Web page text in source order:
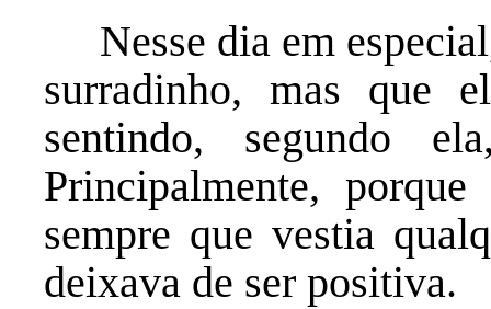
Nesse dia em
surradinho, mas que
sentindo, segundo
Principalmente,
sempre que vestia
deixava de ser positiva.